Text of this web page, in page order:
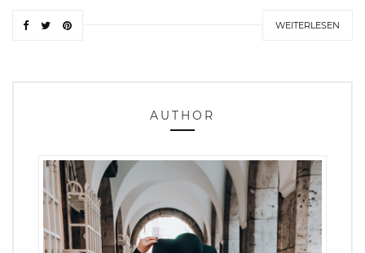
WEITERLESEN
AUTHOR